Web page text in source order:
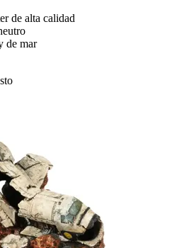
de alta calidad
de mar